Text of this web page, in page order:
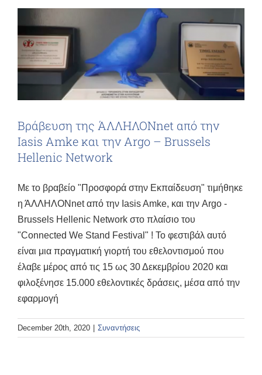
Bράβευση της ΆΛΛΗΛΟΝnet από την
Iasis Amke και την Argo – Brussels
Hellenic Network
Με το βραβείο "Προσφορά στην Εκπαίδευση" τιμήθηκε
η ΆΛΛΗΛΟΝnet από την Iasis Amke, και την Argo -
Brussels Hellenic Network στο πλαίσιο του
"Connected We Stand Festival" ! Το φεστιβάλ αυτό
είναι μια πραγματική γιορτή του εθελοντισμού που
έλαβε μέρος από τις 15 ως 30 Δεκεμβρίου 2020 και
φιλοξένησε 15.000 εθελοντικές δράσεις, μέσα από την
εφαρμογή
December 20th, 2020 Συναντήσεις